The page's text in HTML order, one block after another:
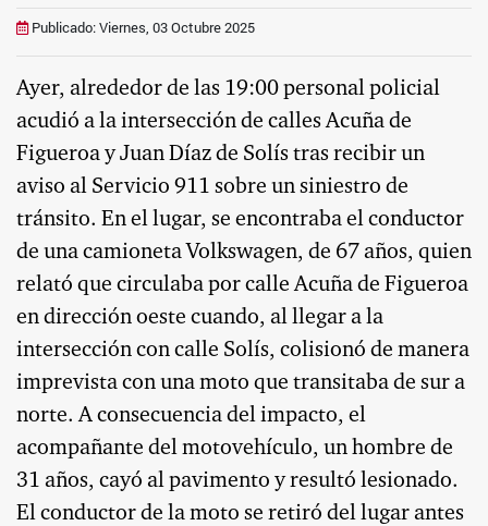
Publicado: Viernes, 03 Octubre 2025
Ayer, alrededor de las 19:00 personal policial
acudió a la intersección de calles Acuña de
Figueroa y Juan Díaz de Solís tras recibir un
aviso al Servicio 911 sobre un siniestro de
tránsito. En el lugar, se encontraba el conductor
de una camioneta Volkswagen, de 67 años, quien
relató que circulaba por calle Acuña de Figueroa
en dirección oeste cuando, al llegar a la
intersección con calle Solís, colisionó de manera
imprevista con una moto que transitaba de sur a
norte. A consecuencia del impacto, el
acompañante del motovehículo, un hombre de
31 años, cayó al pavimento y resultó lesionado.
El conductor de la moto se retiró del lugar antes